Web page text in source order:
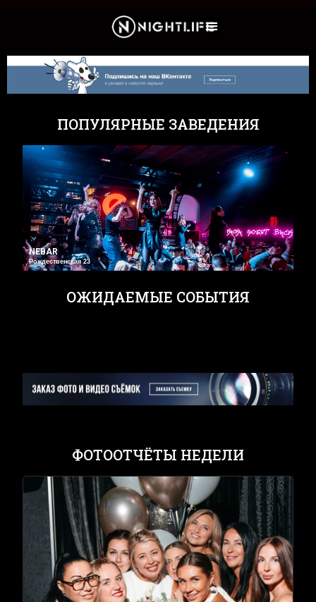
ПОПУЛЯРНЫЕ ЗАВЕДЕНИЯ
NEBAR
Рождественская 23
ОЖИДАЕМЫЕ СОБЫТИЯ
ФОТООТЧЁТЫ НЕДЕЛИ